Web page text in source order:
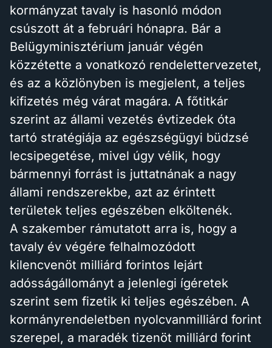
kormányzat tavaly is hasonló módon
csúszott át a februári hónapra. Bár a
Belügyminisztérium január végén
közzétette a vonatkozó rendelettervezetet,
és az a közlönyben is megjelent, a teljes
kifizetés még várat magára. A főtitkár
szerint az állami vezetés évtizedek óta
tartó stratégiája az egészségügyi büdzsé
lecsipegetése, mivel úgy vélik, hogy
bármennyi forrást is juttatnának a nagy
állami rendszerekbe, azt az érintett
területek teljes egészében elköltenék.
A szakember rámutatott arra is, hogy a
tavaly év végére felhalmozódott
kilencvenöt milliárd forintos lejárt
adósságállományt a jelenlegi ígéretek
szerint sem fizetik ki teljes egészében. A
kormányrendeletben nyolcvanmilliárd forint
szerepel, a maradék tizenöt milliárd forint